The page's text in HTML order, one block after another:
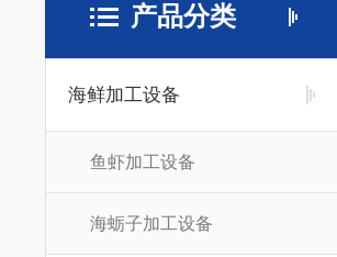
产品分类
海鲜加工设备
鱼虾加工设备
海蛎子加工设备